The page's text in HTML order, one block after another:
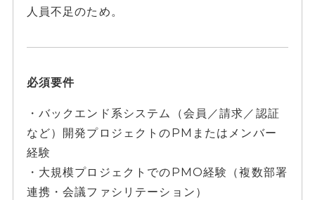
人員不足のため。
必須要件
・バックエンド系システム（会員／請求／認証
など）開発プロジェクトのPMまたはメンバー
経験
・大規模プロジェクトでのPMO経験（複数部署
連携・会議ファシリテーション）